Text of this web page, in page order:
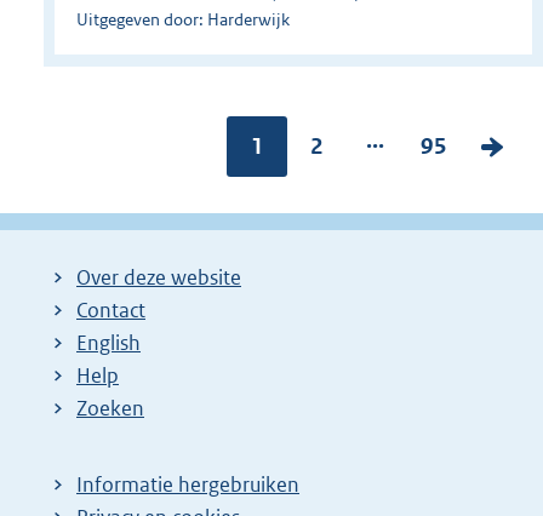
Uitgegeven door: Harderwijk
Pagina:
1
P
g
2 ...
P
g
95
V
l
Over deze website
Contact
English
Help
Zoeken
Informatie hergebruiken